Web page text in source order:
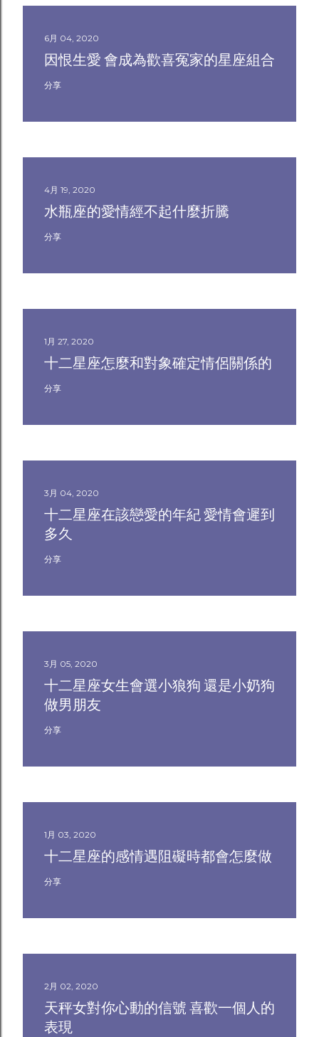
6月 04, 2020
因恨生愛 會成為歡喜冤家的星座組合
分享
4月 19, 2020
水瓶座的愛情經不起什麼折騰
分享
1月 27, 2020
十二星座怎麼和對象確定情侶關係的
分享
3月 04, 2020
十二星座在該戀愛的年紀 愛情會遲到
多久
分享
3月 05, 2020
十二星座女生會選小狼狗 還是小奶狗
做男朋友
分享
1月 03, 2020
十二星座的感情遇阻礙時都會怎麼做
分享
2月 02, 2020
天秤女對你心動的信號 喜歡一個人的
表現